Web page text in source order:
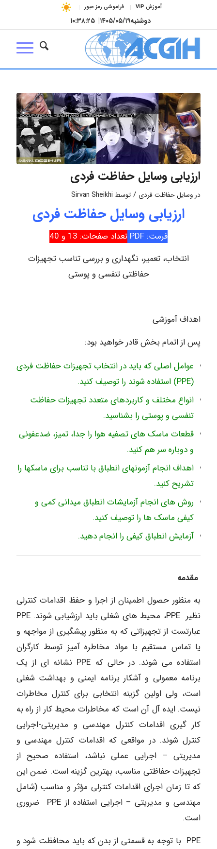
آموزش VIP فراموشی رمز عبور
دوشنبه۱۴۰۵/۰۵/۱۹| ۱۰:۳۸:۲۶
ارزیابی وسایل حفاظت فردی
دروسایل حفاظت فردی / توسط Sirvan Sheikhi
ارزیابی وسایل حفاظت فردی
فرمت: PDF
تعداد صفحات: 13 و 40
انتخاب، تعمیر، نگهداری و بررسی تناسب تجهیزات
حفاظتی تنفسی و پوستی
اهداف آموزشی
پس از اتمام بخش قادر خواهید بود:
عوامل اصلی که باید در انتخاب تجهیزات حفاظت فردی
(PPE) استفاده شوند را توصیف کنید.
انواع مختلف و کاربردهای متعدد تجهیزات حفاظت
تنفسی و پوستی را بشناسید.
قطعات ماسک های تصفیه هوا را جدا، تمیز، ضدعفونی
و دوباره سر هم کنید.
اهداف انجام آزمونهای انطباق با تناسب برای ماسکها را
تشریح کنید.
روش های انجام آزمایشات انطباق میدانی کمی و
کیفی ماسک ها را توصیف کنید.
آزمایش انطباق کیفی را انجام دهید.
مقدمه
به منظور حصول اطمینان از اجرا و حفظ اقدامات کنترلی
نظیر PPE، محیط های شغلی باید ارزشیابی شوند. PPE
عبارتست از تجهیزاتی که به منظور پیشگیری از مواجهه و
یا تماس مستقیم با مواد مخاطره آمیز توسط کارگران
استفاده می شوند. در حالی که PPE نشانه ای از یک
برنامه معمولی و آشکار برنامه ایمنی و بهداشت شغلی
است، ولی اولین گزینه انتخابی برای کنترل مخاطرات
نیست. ایده آل آن است که مخاطرات محیط کار از راه به
کار گیری اقدامات کنترل مهندسی و مدیریتی-اجرایی
کنترل شوند. در مواقعی که اقدامات کنترل مهندسی و
مدیریتی – اجرایی عملی نباشد، استفاده صحیح از
تجهیزات حفاظتی مناسب، بهترین گزینه است. ضمن این
که تا زمان اجرای اقدامات کنترلی مؤثر و مناسب (شامل
مهندسی و مدیریتی – اجرایی استفاده از PPE ضروری
است.
PPE با توجه به قسمتی از بدن که باید محافظت شود و